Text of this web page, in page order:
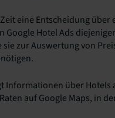
eine Entscheidung über
Google Hotel Ads
zur Auswertung von
Informationen über Hotels
auf Google Maps, in